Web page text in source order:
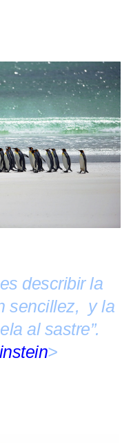
describir la
sencillez, y la
al sastre”.
>